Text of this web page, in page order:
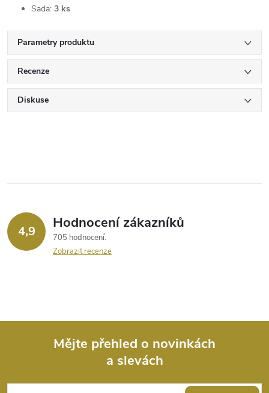
Sada: 3 ks
Parametry produktu
Recenze
Diskuse
4,9 Hodnocení zákazníků
705 hodnocení
Zobrazit recenze
Mějte přehled o novinkách
a slevách